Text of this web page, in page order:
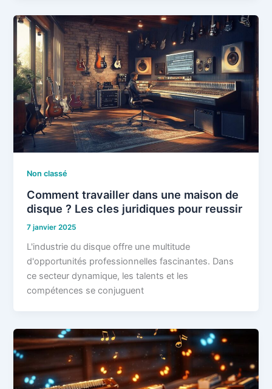
Non classé
Comment travailler dans une maison de
disque ? Les cles juridiques pour reussir
7 janvier 2025
L'industrie du disque offre une multitude
d'opportunités professionnelles fascinantes. Dans
ce secteur dynamique, les talents et les
compétences se conjuguent